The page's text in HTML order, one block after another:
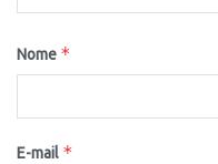
Nome *
E-mail *